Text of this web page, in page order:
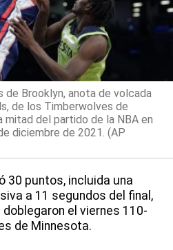
de Brooklyn, anota de volcada
de los Timberwolves de
mitad del partido de la NBA en
diciembre de 2021. (AP
30 puntos, incluida una
a 11 segundos del final,
el viernes 110-
de Minnesota.